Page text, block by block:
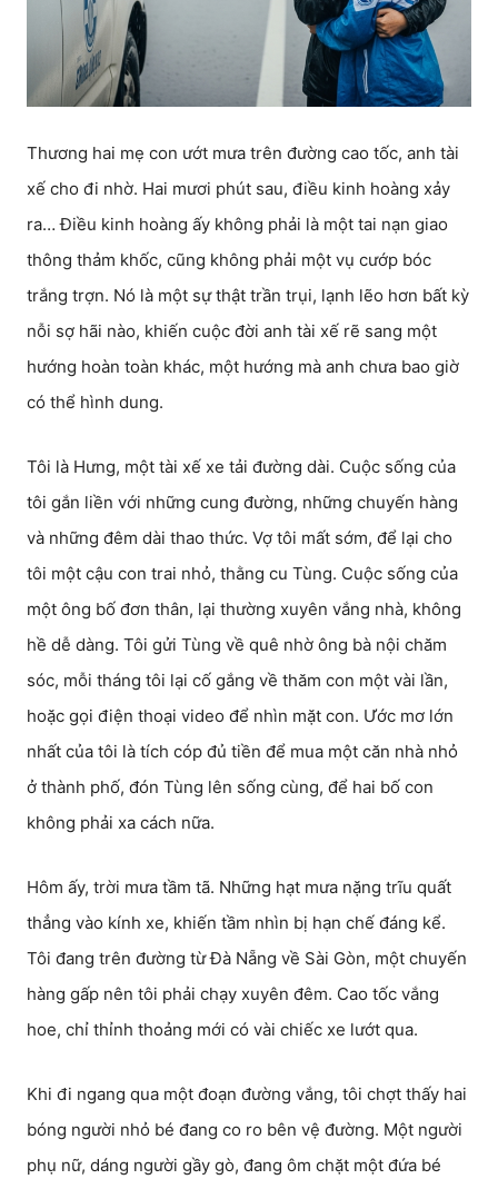
Thương hai mẹ con ướt mưa trên đường cao tốc, anh tài
xế cho đi nhờ. Hai mươi phút sau, điều kinh hoàng xảy
ra… Điều kinh hoàng ấy không phải là một tai nạn giao
thông thảm khốc, cũng không phải một vụ cướp bóc
trắng trợn. Nó là một sự thật trần trụi, lạnh lẽo hơn bất kỳ
nỗi sợ hãi nào, khiến cuộc đời anh tài xế rẽ sang một
hướng hoàn toàn khác, một hướng mà anh chưa bao giờ
có thể hình dung.
Tôi là Hưng, một tài xế xe tải đường dài. Cuộc sống của
tôi gắn liền với những cung đường, những chuyến hàng
và những đêm dài thao thức. Vợ tôi mất sớm, để lại cho
tôi một cậu con trai nhỏ, thằng cu Tùng. Cuộc sống của
một ông bố đơn thân, lại thường xuyên vắng nhà, không
hề dễ dàng. Tôi gửi Tùng về quê nhờ ông bà nội chăm
sóc, mỗi tháng tôi lại cố gắng về thăm con một vài lần,
hoặc gọi điện thoại video để nhìn mặt con. Ước mơ lớn
nhất của tôi là tích cóp đủ tiền để mua một căn nhà nhỏ
ở thành phố, đón Tùng lên sống cùng, để hai bố con
không phải xa cách nữa.
Hôm ấy, trời mưa tầm tã. Những hạt mưa nặng trĩu quất
thẳng vào kính xe, khiến tầm nhìn bị hạn chế đáng kể.
Tôi đang trên đường từ Đà Nẵng về Sài Gòn, một chuyến
hàng gấp nên tôi phải chạy xuyên đêm. Cao tốc vắng
hoe, chỉ thỉnh thoảng mới có vài chiếc xe lướt qua.
Khi đi ngang qua một đoạn đường vắng, tôi chợt thấy hai
bóng người nhỏ bé đang co ro bên vệ đường. Một người
phụ nữ, dáng người gầy gò, đang ôm chặt một đứa bé